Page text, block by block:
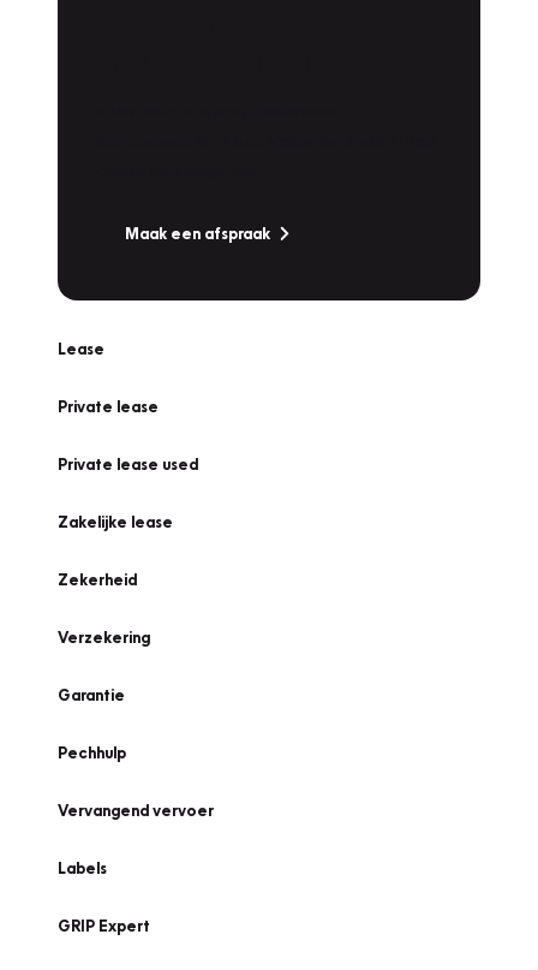
Maak een afspraak
Lease
Private lease
Private lease used
Zakelijke lease
Zekerheid
Verzekering
Garantie
Pechhulp
Vervangend vervoer
Labels
GRIP Expert